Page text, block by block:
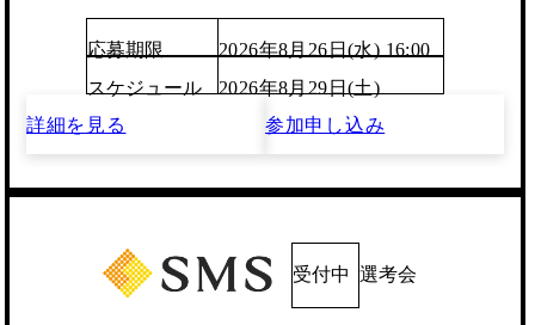
応募期限
2026年8月26日(水) 16:00
スケジュール
2026年8月29日(土)
詳細を見る
参加申し込み
受付中 選考会